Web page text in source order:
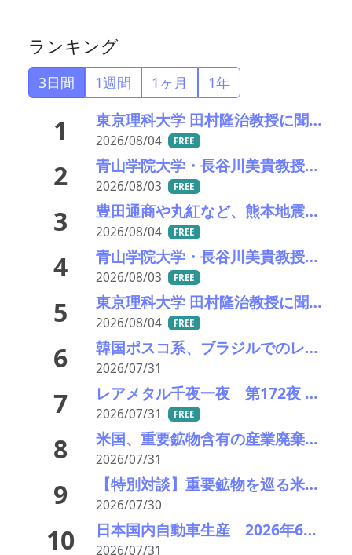
ランキング
3日間 1週間 1ヶ月 1年
1 東京理科大学 田村隆治教授に聞く 世界初の強磁性準結晶が拓く新材料の未来（前編）
2026/08/04 FREE
2 青山学院大学・長谷川美貴教授に聞く希土類錯体が拓く光材料の未来（前編）
2026/08/03 FREE
3 豊田通商や丸紅など、熊本地震被害に支援・義援金
2026/08/04 FREE
4 青山学院大学・長谷川美貴教授に聞く希土類錯体が拓く光材料の未来（後編）
2026/08/03 FREE
5 東京理科大学 田村隆治教授に聞く 世界初の強磁性準結晶が拓く新材料の未来（後編）
2026/08/04 FREE
6 韓国ポスコ系、ブラジルでのレアアース開発に参画 豪企業と覚書、7年間の供給契約
2026/07/31
7 レアメタル千夜一夜 第172夜 AI革命のつるはしを握る国はどこか――都市鉱山がひっくり返す「見えない資源戦争」
2026/07/31 FREE
8 米国、重要鉱物含有の産業廃棄物の輸出を制限へ トランプ氏が署名、国家防衛で物資確保
2026/07/31
9 【特別対談】重要鉱物を巡る米中対立と高市政権の外交方針――日本企業が直面するサプライチェーンの危機
2026/07/30
10 日本国内自動車生産 2026年6月生産台数 73万7千台 前年同月比6.8%増加
2026/07/31